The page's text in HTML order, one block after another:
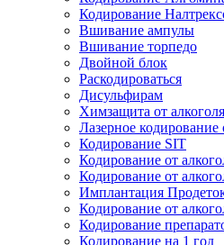
Кодирование
Вшивание ампулы
Вшивание торпедо
Двойной блок
Раскодироваться
Дисульфирам
Химзащита от алкоголя
Лазерное кодирование
Кодирование SIT
Кодирование от
Кодирование от
Имплантация
Кодирование от
Кодирование
Кодирование на 1 год